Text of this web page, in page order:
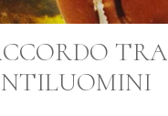
TRA